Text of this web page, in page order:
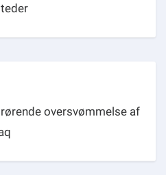
oversvømmelse af